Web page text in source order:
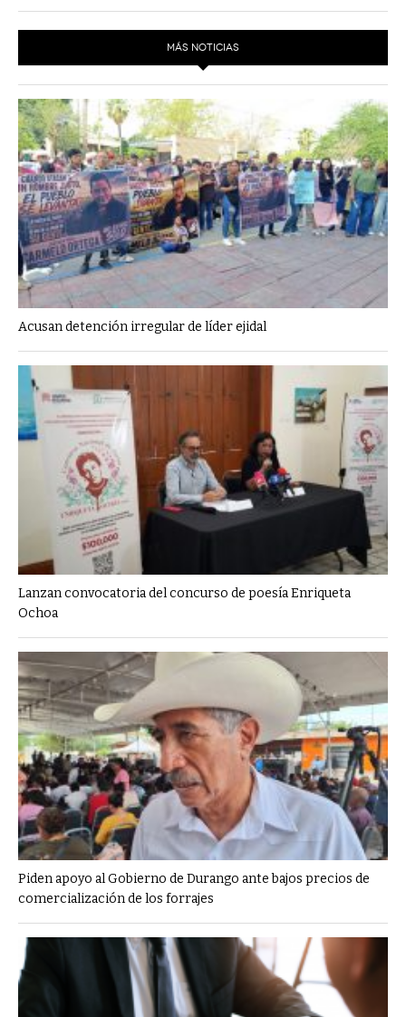
MÁS NOTICIAS
Acusan detención irregular de líder ejidal
Lanzan convocatoria del concurso de poesía Enriqueta
Ochoa
Piden apoyo al Gobierno de Durango ante bajos precios de
comercialización de los forrajes